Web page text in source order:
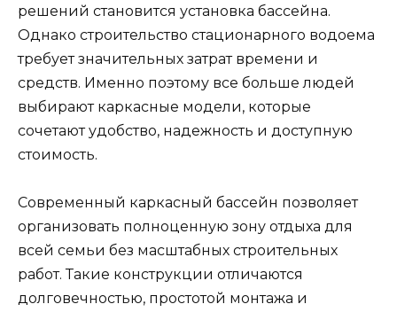
решений становится установка бассейна.
Однако строительство стационарного водоема
требует значительных затрат времени и
средств. Именно поэтому все больше людей
выбирают каркасные модели, которые
сочетают удобство, надежность и доступную
стоимость.
Современный каркасный бассейн позволяет
организовать полноценную зону отдыха для
всей семьи без масштабных строительных
работ. Такие конструкции отличаются
долговечностью, простотой монтажа и